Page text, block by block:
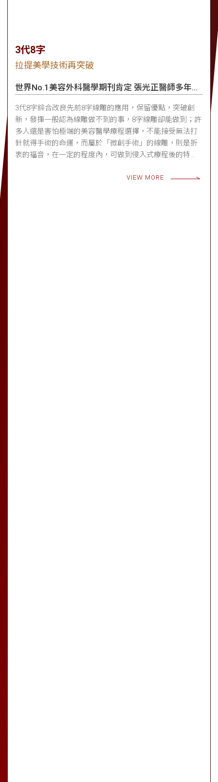
3代8字
拉提美學技術再突破
世界No.1美容外科醫學期刊肯定 張光正醫師多年研
3代8字綜合改良先前8字線雕的應用，保留優點，突破創
新，發揮一般認為線雕做不到的事，8字線雕卻能做到；許
多人還是害怕極端的美容醫學療程選擇，不能接受無法打
針就得手術的命運，而屬於「微創手術」的線雕，則是折
衷的福音，在一定的程度內，可做到侵入式療程後的特
VIEW MORE